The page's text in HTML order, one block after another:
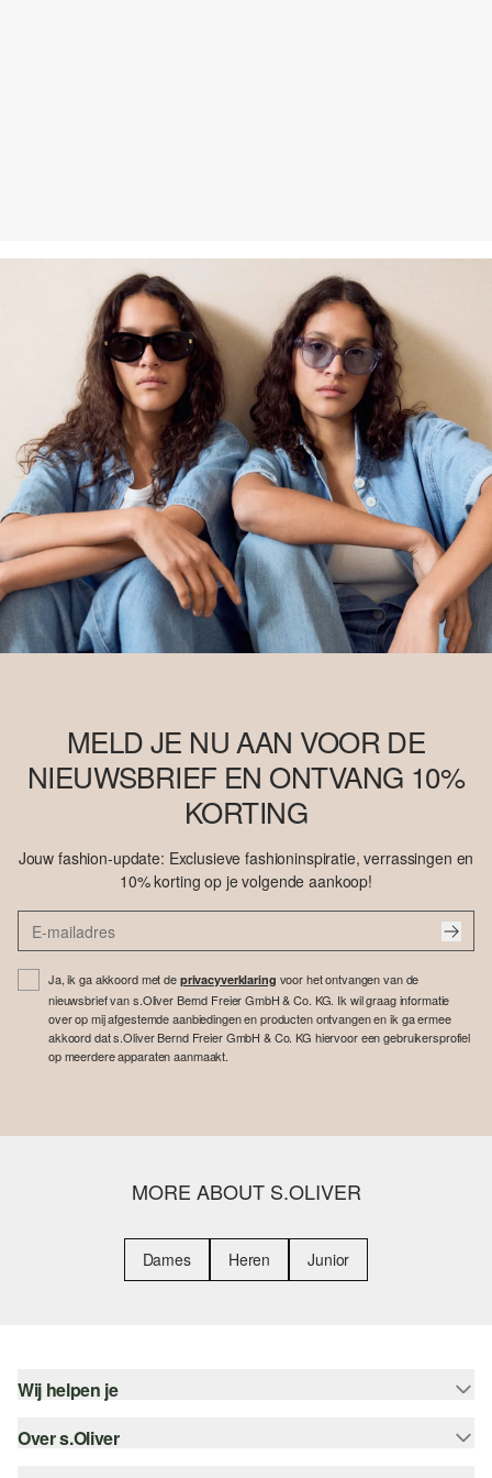
MELD JE NU AAN VOOR DE
NIEUWSBRIEF EN ONTVANG 10%
KORTING
Jouw fashion-update: Exclusieve fashioninspiratie, verrassingen en
10% korting op je volgende aankoop!
Ja, ik ga akkoord met de privacyverklaring voor het ontvangen van de
nieuwsbrief van s.Oliver Bernd Freier GmbH & Co. KG. Ik wil graag informatie
over op mij afgestemde aanbiedingen en producten ontvangen en ik ga ermee
akkoord dat s.Oliver Bernd Freier GmbH & Co. KG hiervoor een gebruikersprofiel
op meerdere apparaten aanmaakt.
MORE ABOUT S.OLIVER
Dames Heren Junior
Wij helpen je
Help - FAQ
Over s.Oliver